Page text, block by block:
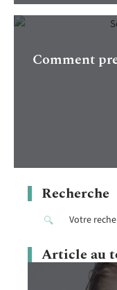
Comment
Recherche
Article au